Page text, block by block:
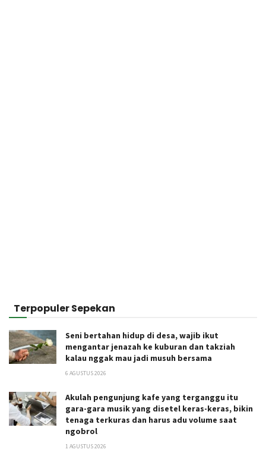
Terpopuler Sepekan
Seni bertahan hidup di desa, wajib ikut
mengantar jenazah ke kuburan dan takziah
kalau nggak mau jadi musuh bersama
6 AGUSTUS 2026
Akulah pengunjung kafe yang terganggu itu
gara-gara musik yang disetel keras-keras, bikin
tenaga terkuras dan harus adu volume saat
ngobrol
1 AGUSTUS 2026